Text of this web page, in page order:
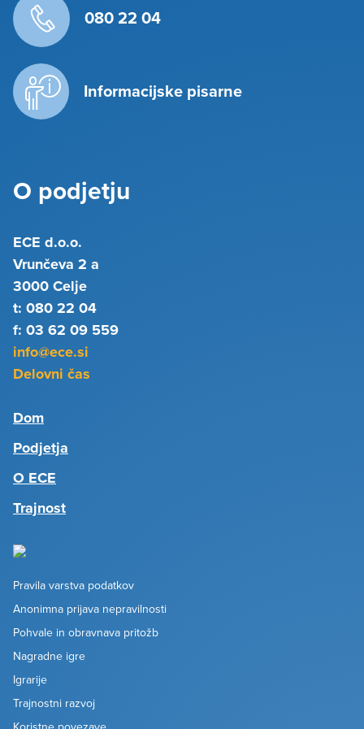
080 22 04
Informacijske pisarne
O podjetju
ECE d.o.o.
Vrunčeva 2 a
3000 Celje
t: 080 22 04
f: 03 62 09 559
info@ece.si
Delovni čas
Dom
Podjetja
O ECE
Trajnost
Pravila varstva podatkov
Anonimna prijava nepravilnosti
Pohvale in obravnava pritožb
Nagradne igre
Igrarije
Trajnostni razvoj